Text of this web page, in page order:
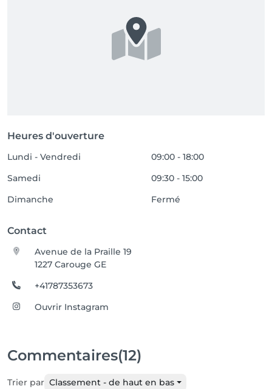
Heures d'ouverture
Lundi - Vendredi
09:00 - 18:00
Samedi
09:30 - 15:00
Dimanche
Fermé
Contact
Avenue de la Praille 19
1227 Carouge GE
+41787353673
Ouvrir Instagram
Commentaires(12)
Trier par Classement - de haut en bas